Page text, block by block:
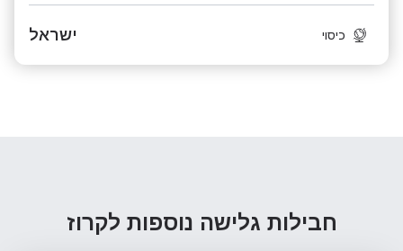
כיסוי ישראל
חבילות גלישה נוספות לקרוז